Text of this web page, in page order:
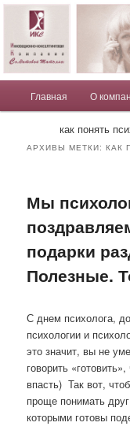
Компания
Главное меню
Перейти к
Перейти к
Главная О
как понять
АРХИВЫ МЕТКИ:КАК
Мы
подарки
Полезные.
С днем психолога,
психологии и
это значит, вы не
говорить
впасть) Так вот,
проще понимать
которыми готовы